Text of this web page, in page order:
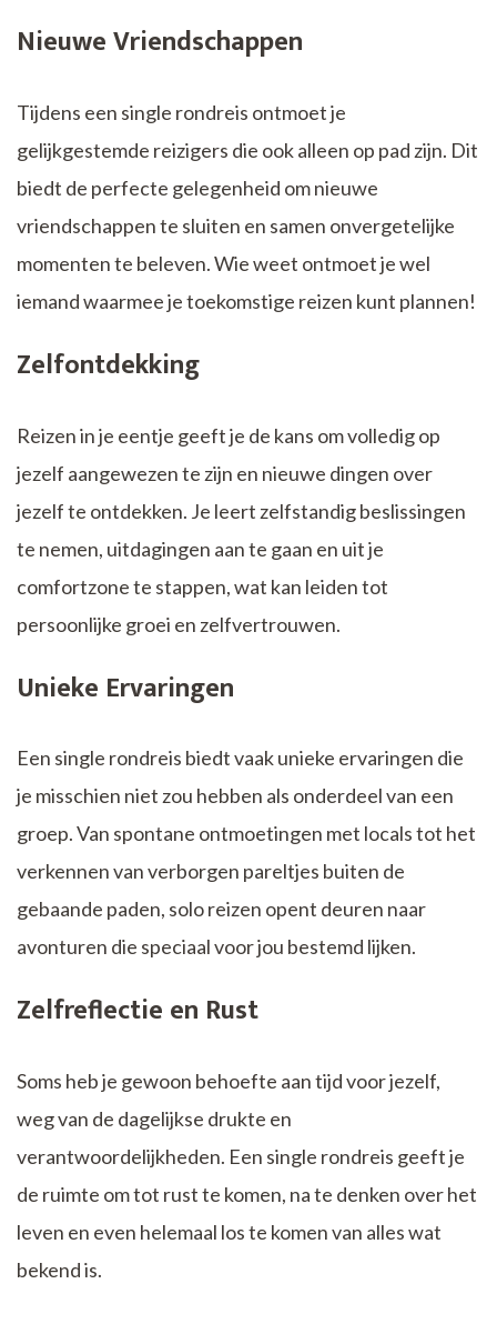
Nieuwe Vriendschappen
Tijdens een single rondreis ontmoet je
gelijkgestemde reizigers die ook alleen op pad zijn. Dit
biedt de perfecte gelegenheid om nieuwe
vriendschappen te sluiten en samen onvergetelijke
momenten te beleven. Wie weet ontmoet je wel
iemand waarmee je toekomstige reizen kunt plannen!
Zelfontdekking
Reizen in je eentje geeft je de kans om volledig op
jezelf aangewezen te zijn en nieuwe dingen over
jezelf te ontdekken. Je leert zelfstandig beslissingen
te nemen, uitdagingen aan te gaan en uit je
comfortzone te stappen, wat kan leiden tot
persoonlijke groei en zelfvertrouwen.
Unieke Ervaringen
Een single rondreis biedt vaak unieke ervaringen die
je misschien niet zou hebben als onderdeel van een
groep. Van spontane ontmoetingen met locals tot het
verkennen van verborgen pareltjes buiten de
gebaande paden, solo reizen opent deuren naar
avonturen die speciaal voor jou bestemd lijken.
Zelfreflectie en Rust
Soms heb je gewoon behoefte aan tijd voor jezelf,
weg van de dagelijkse drukte en
verantwoordelijkheden. Een single rondreis geeft je
de ruimte om tot rust te komen, na te denken over het
leven en even helemaal los te komen van alles wat
bekend is.